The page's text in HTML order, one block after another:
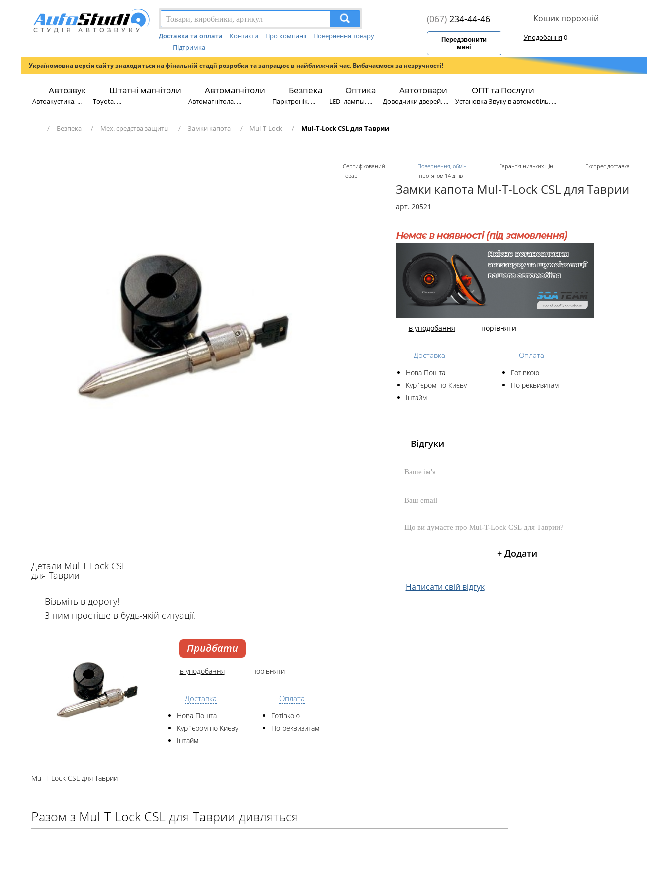
Доставка та оплата Контакти Про компанії
Повернення товару
Підтримка
(067)234-44-46
Передзвонити
мені
Кошик порожній
Уподобання0
Україномовна версія сайту знаходиться на фінальній стадії розробки та запрацює в найближчий час. Вибачаємося за незручності!
Автозвук
Автоакустика, ...
Штатні магнітоли
Toyota, ...
Автомагнітоли
Автомагнітола, ...
Безпека
Парктронік, ...
Оптика
LED- лампы, ...
Автотовари
Доводчики дверей, ...
ОПТ та Послуги
Установка Звуку в автомобіль, ...
/ Безпека / Мех. средства защиты / Замки капота / Mul-T-Lock / Mul-T-Lock CSL для Таврии
Сертифікований
товар
Повернення, обмін
протягом 14 днів
Гарантія низьких цін Експрес доставка
Детали Mul-T-Lock CSL
для Таврии
Візьміть в дорогу!
З ним простіше в будь-якій ситуації.
Придбати
в уподобання порівняти
Доставка
Нова Пошта
Кур`єром по Києву
Інтайм
Оплата
Готівкою
По реквизитам
Mul-T-Lock CSL для Таврии
Замки капота Mul-T-Lock CSL для Таврии
арт. 20521
в уподобання порівняти
Доставка
Нова Пошта
Кур`єром по Києву
Інтайм
Оплата
Готівкою
По реквизитам
Відгуки
Написати свій відгук
Разом з Mul-T-Lock CSL для Таврии дивляться